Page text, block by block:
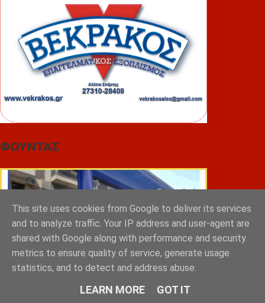
ΦΟΥΝΤΑΣ
This site uses cookies from Google to deliver its services
and to analyze traffic. Your IP address and user-agent are
shared with Google along with performance and security
metrics to ensure quality of service, generate usage
statistics, and to detect and address abuse.
LEARN MORE GOT IT